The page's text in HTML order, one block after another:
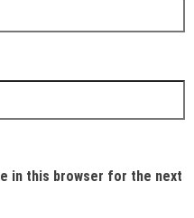
in this browser for the next